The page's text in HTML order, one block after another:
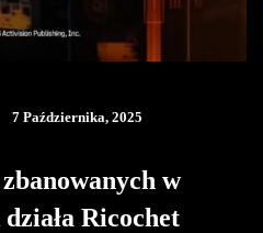
7 Października, 2025
w
Ricochet